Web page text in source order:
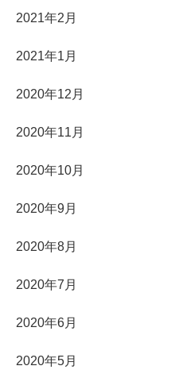
2021年2月
2021年1月
2020年12月
2020年11月
2020年10月
2020年9月
2020年8月
2020年7月
2020年6月
2020年5月